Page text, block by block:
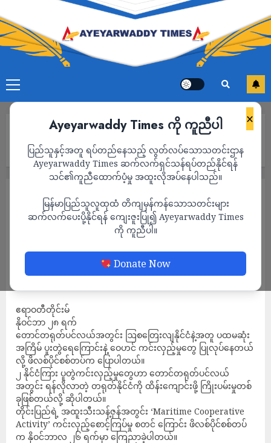
×
Ayeyarwaddy Times ကို ကူညီပါ
ပြည်သူနှင့်အတူ ရပ်တည်နေသည့် လွတ်လပ်သောသတင်းဌာန
Ayeyarwaddy Times ဆက်လက်ရှင်သန်ရပ်တည်နိုင်ရန်
သင်၏ကူညီထောက်ပံ့မှု အထူးလိုအပ်နေပါသည်။
မြန်မာပြည်သူလူထုထံ တိကျမှန်ကန်သောသတင်းများ
ဆက်လက်ပေးပို့နိုင်ရန် ကျေးဇူးပြု၍ Ayeyarwaddy Times
ကို ကူညီပါ။
Donate Now
အကြိမ် ပူးတွဲ ကင်းလှည့်မှုတွေ ပြုလုပ်
ဖိလစ်ပိုင်နဲ့ဩစတြေးလျတို့ တောင်တရုတ်
ပင်လယ်အတွင်း ပထမဆုံးအကြိမ် ပူးတွဲ ကင်း
လှည့်မှုတွေ ပြုလုပ်
ADMIN NOVEMBER 29, 2023
ဧရာဝတီတိုင်းမ်
နိုဝင်ဘာ ၂၈ ရက်
တောင်တရုတ်ပင်လယ်အတွင်း ဩစတြေးလျနိုင်ငံနဲ့အတူ ပထမဆုံး
အကြိမ် ပူးတွဲရေကြောင်းနဲ့ ဝေဟင် ကင်းလှည့်မှုတွေ ပြုလုပ်နေတယ်
လို့ ဖိလစ်ပိုင်စစ်တပ်က ပြောပါတယ်။
၂ နိုင်ငံကြား ပူတွဲကင်းလှည့်မှုတွေဟာ တောင်တရုတ်ပင်လယ်
အတွင်း ရန်လိုလာတဲ့ တရုတ်နိုင်ငံကို ထိန်းကျောင်းဖို့ ကြိုးပမ်းမှုတစ်
ခုဖြစ်တယ်လို့ ဆိုပါတယ်။
တိုင်းပြည်ရဲ့ အထူးသီးသန့်ဇုန်အတွင်း ‘Maritime Cooperative
Activity’ ကင်းလှည့်စောင့်ကြပ်မှု စတင် ကြောင်း ဖိလစ်ပိုင်စစ်တပ်
က နိုဝင်ဘာလ ၂၆ ရက်မှာ ကြေညာခဲ့ပါတယ်။